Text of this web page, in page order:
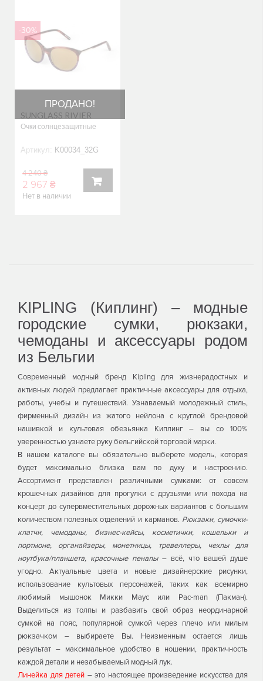
ПРОДАНО!
-30%
SUNGLASS RIVIER
Очки солнцезащитные
Артикул: K00034_32G
4 240 ₴
2 967 ₴
Нет в наличии
KIPLING (Киплинг) – модные
городские сумки, рюкзаки,
чемоданы и аксессуары родом
из Бельгии
Современный модный бренд Kipling для жизнерадостных и
активных людей предлагает практичные аксессуары для отдыха,
работы, учебы и путешествий. Узнаваемый молодежный стиль,
фирменный дизайн из жатого нейлона с круглой брендовой
нашивкой и культовая обезьянка Киплинг – вы со 100%
уверенностью узнаете руку бельгийской торговой марки.
В нашем каталоге вы обязательно выберете модель, которая
будет максимально близка вам по духу и настроению.
Ассортимент представлен различными сумками: от совсем
крошечных дизайнов для прогулки с друзьями или похода на
концерт до супервместительных дорожных вариантов с большим
количеством полезных отделений и карманов. Рюкзаки, сумочки-
клатчи, чемоданы, бизнес-кейсы, косметички, кошельки и
портмоне, органайзеры, монетницы, тревеллеры, чехлы для
ноутбука/планшета, красочные пеналы– всё, что вашей душе
угодно. Актуальные цвета и новые дизайнерские рисунки,
использование культовых персонажей, таких как всемирно
любимый мышонок Микки Маус или Pac-man (Пакман).
Выделиться из толпы и разбавить свой образ неординарной
сумкой на пояс, популярной сумкой через плечо или милым
рюкзачком – выбираете Вы. Неизменным остается лишь
результат – максимальное удобство в ношении, практичность
каждой детали и незабываемый модный лук.
Линейка для детей – это настоящее произведение искусства для